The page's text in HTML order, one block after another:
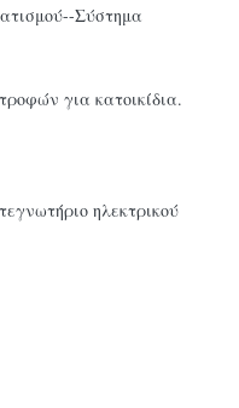
Σύστημα
για κατοικίδια.
ηλεκτρικού